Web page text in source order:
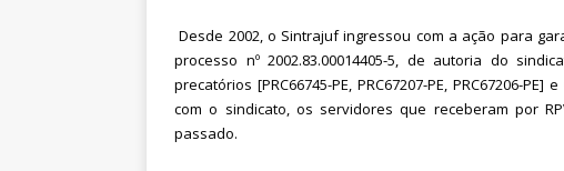
Desde 2002, o Sintrajuf ingressou com a ação para
processo nº 2002.83.00014405-5, de autoria do
precatórios [PRC66745-PE, PRC67207-PE, PRC67206-
com o sindicato, os servidores que receberam por
passado.